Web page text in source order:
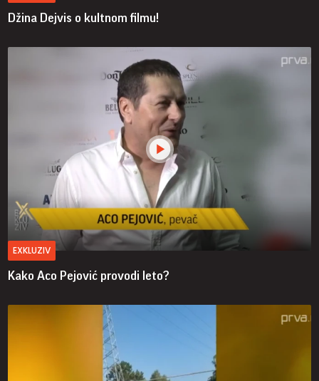
Džina Dejvis o kultnom filmu!
EXKLUZIV
Kako Aco Pejović provodi leto?